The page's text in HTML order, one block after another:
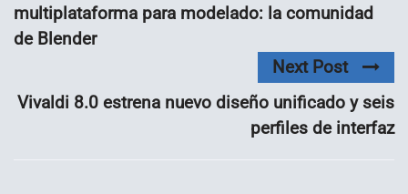
multiplataforma para modelado: la comunidad
de Blender
Next Post
Vivaldi 8.0 estrena nuevo diseño unificado y seis
perfiles de interfaz